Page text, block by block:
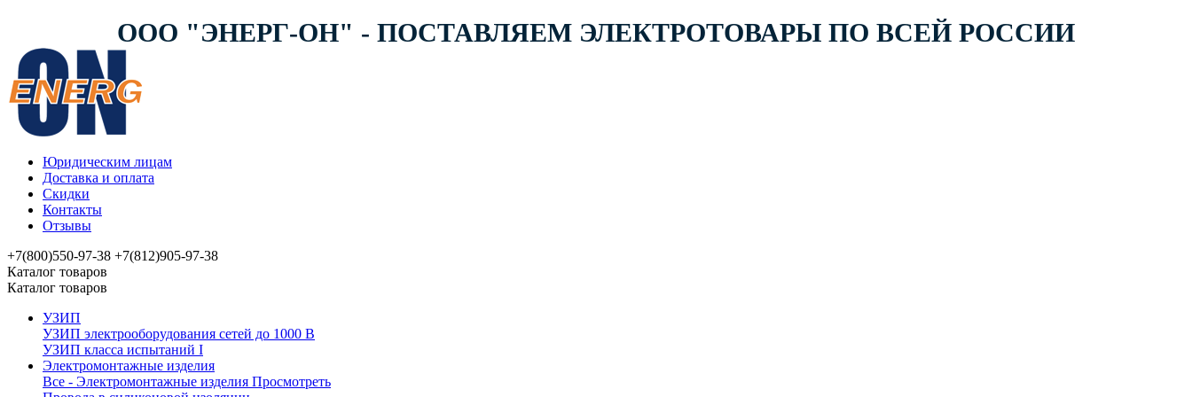
ООО "ЭНЕРГ-ОН" - ПОСТАВЛЯЕМ ЭЛЕКТРОТОВАРЫ ПО ВСЕЙ РОССИИ
Юридическим лицам
Доставка и оплата
Скидки
Контакты
Отзывы
+7(800)550-97-38 +7(812)905-97-38
Каталог товаров
Каталог товаров
УЗИП
УЗИП электрооборудования сетей до 1000 В
УЗИП клaссa испытаний I
Электромонтажные изделия
Все - Электромонтажные изделия Просмотреть